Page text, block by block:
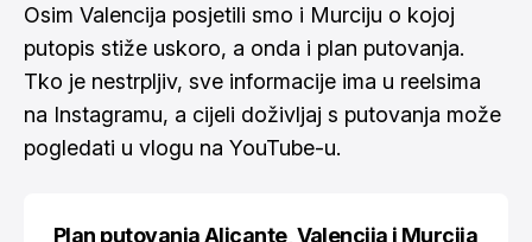
Osim Valencija posjetili smo i Murciju o kojoj
putopis stiže uskoro, a onda i plan putovanja.
Tko je nestrpljiv, sve informacije ima u reelsima
na Instagramu, a cijeli doživljaj s putovanja može
pogledati u vlogu na YouTube-u.
Plan putovanja Alicante, Valencija i Murcija